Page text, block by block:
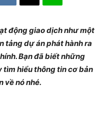
động giao dịch như một
tảng dự án phát hành ra
Bạn đã biết những
tìm hiểu thông tin cơ bản
về nó nhé.